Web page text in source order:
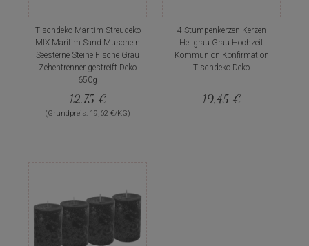
Tischdeko Maritim Streudeko
MIX Maritim Sand Muscheln
Seesterne Steine Fische Grau
Zehentrenner gestreift Deko
650g
12,75 €
(Grundpreis: 19,62 €/KG)
4 Stumpenkerzen Kerzen
Hellgrau Grau Hochzeit
Kommunion Konfirmation
Tischdeko Deko
19,45 €